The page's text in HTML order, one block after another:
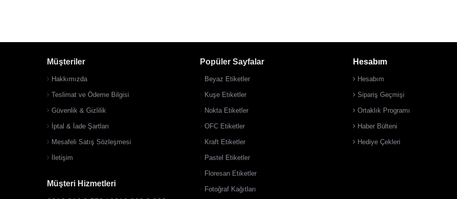
Müşteriler
Hakkımızda
Teslimat ve Ödeme Bilgisi
Güvenlik & Gizlilik
İptal & İade Şartları
Mesafeli Satış Sözleşmesi
İletişim
Müşteri Hizmetleri
Popüler Sayfalar
Beyaz Etiketler
Kuşe Etiketler
Nokta Etiketler
OFC Etiketler
Kraft Etiketler
Pastel Etiketler
Floresan Etiketler
Fotoğraf Kağıtları
Hesabım
Hesabım
Sipariş Geçmişi
Ortaklık Programı
Haber Bülteni
Hediye Çekleri